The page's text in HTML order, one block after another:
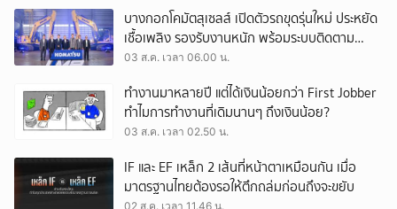
บางกอกโคมัตสุเซลส์ เปิดตัวรถขุดรุ่นใหม่ ประหยัด
เชื้อเพลิง รองรับงานหนัก พร้อมระบบติดตาม
เครื่องจักรผ่านดาวเทียม
03 ส.ค. เวลา 06.00 น.
ทำงานมาหลายปี แต่ได้เงินน้อยกว่า First Jobber
ทำไมการทำงานที่เดิมนานๆ ถึงเงินน้อย?
03 ส.ค. เวลา 02.50 น.
IF และ EF เหล็ก 2 เส้นที่หน้าตาเหมือนกัน เมื่อ
มาตรฐานไทยต้องรอให้ตึกถล่มก่อนถึงจะขยับ
02 ส.ค. เวลา 11.46 น.